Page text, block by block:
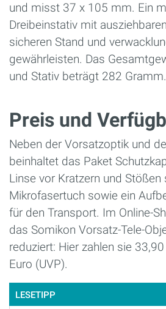
und misst 37 x 105 mm. Ein
Dreibeinstativ mit
sicheren Stand und
gewährleisten. Das
und Stativ beträgt 282 Gramm.
Preis und
Neben der Vorsatzoptik und
beinhaltet das Paket
Linse vor Kratzern und Stößen
Mikrofasertuch sowie ein
für den Transport. Im Online-
das Somikon Vorsatz-Tele-
reduziert: Hier zahlen sie
Euro (UVP).
LESETIPP